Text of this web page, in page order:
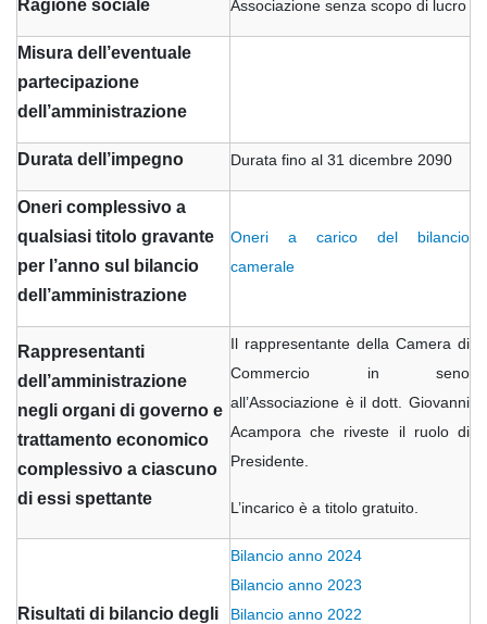
Ragione sociale Associazione senza scopo di lucro
Misura dell’eventuale
partecipazione
dell’amministrazione
Durata dell’impegno Durata fino al 31 dicembre 2090
Oneri complessivo a
qualsiasi titolo gravante
per l’anno sul bilancio
dell’amministrazione
Oneri a carico del bilancio
camerale
Rappresentanti
dell’amministrazione
negli organi di governo e
trattamento economico
complessivo a ciascuno
di essi spettante
Il rappresentante della Camera di
Commercio in seno
all’Associazione è il dott. Giovanni
Acampora che riveste il ruolo di
Presidente.
L’incarico è a titolo gratuito.
Risultati di bilancio degli
Bilancio anno 2024
Bilancio anno 2023
Bilancio anno 2022